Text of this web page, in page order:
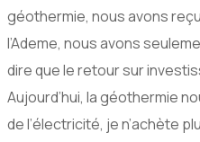
géothermie, nous avons
l’Ademe, nous avons
dire que le retour sur
Aujourd’hui, la géothermie
de l’électricité, je n’achète